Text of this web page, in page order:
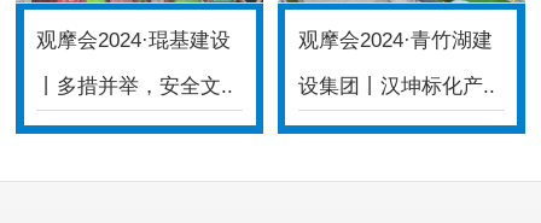
观摩会2024·琨基建设
丨多措并举，安全文..
观摩会2024·青竹湖建
设集团丨汉坤标化产..